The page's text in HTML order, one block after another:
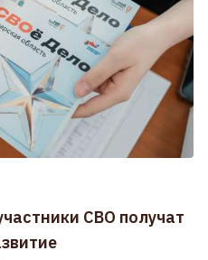
СВО получат